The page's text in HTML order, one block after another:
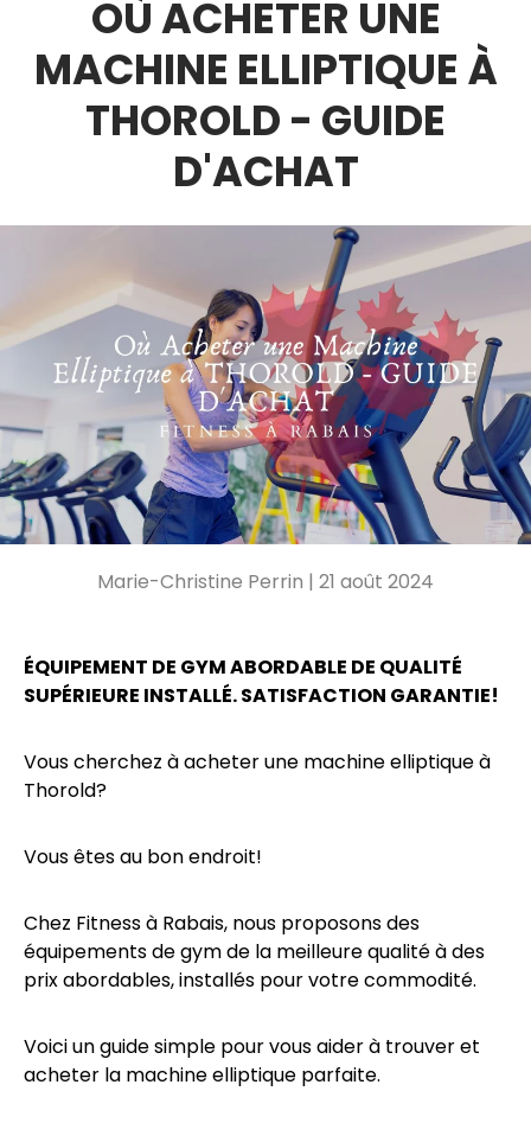
OÙ ACHETER UNE
MACHINE ELLIPTIQUE À
THOROLD - GUIDE
D'ACHAT
Marie-Christine Perrin | 21 août 2024
ÉQUIPEMENT DE GYM ABORDABLE DE QUALITÉ
SUPÉRIEURE INSTALLÉ. SATISFACTION GARANTIE!
Vous cherchez à acheter une machine elliptique à
Thorold?
Vous êtes au bon endroit!
Chez Fitness à Rabais, nous proposons des
équipements de gym de la meilleure qualité à des
prix abordables, installés pour votre commodité.
Voici un guide simple pour vous aider à trouver et
acheter la machine elliptique parfaite.